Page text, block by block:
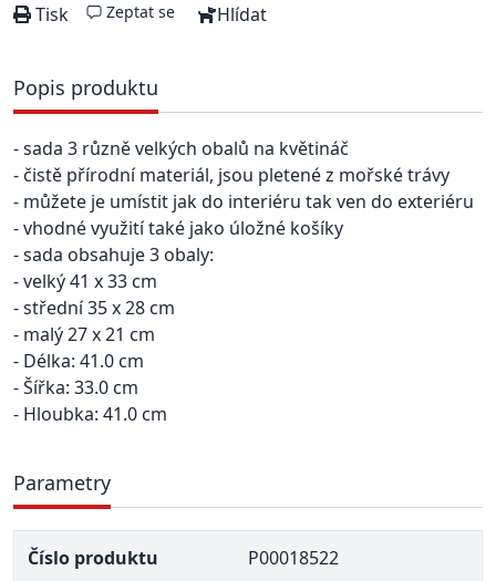
Tisk Zeptat se Hlídat
Popis produktu
- sada 3 různě velkých obalů na květináč
- čistě přírodní materiál, jsou pletené z mořské trávy
- můžete je umístit jak do interiéru tak ven do exteriéru
- vhodné využití také jako úložné košíky
- sada obsahuje 3 obaly:
- velký 41 x 33 cm
- střední 35 x 28 cm
- malý 27 x 21 cm
- Délka: 41.0 cm
- Šířka: 33.0 cm
- Hloubka: 41.0 cm
Parametry
Číslo produktu P00018522